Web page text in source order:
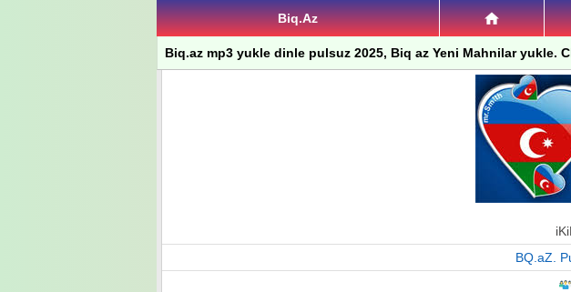
Biq.Az
Biq.az mp3 yukle dinle pulsuz 2025, Biq az Yeni Mahnilar yukle.
BQ.aZ.